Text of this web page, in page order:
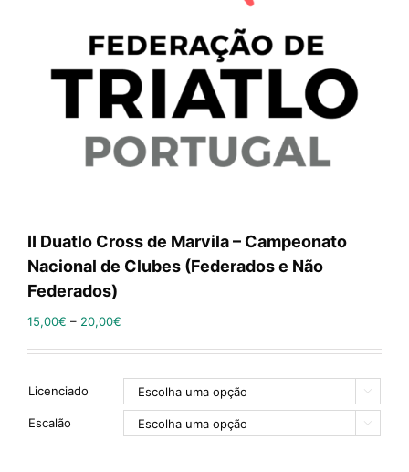
II Duatlo Cross de Marvila – Campeonato
Nacional de Clubes (Federados e Não
Federados)
15,00€ – 20,00€
Licenciado 
Escalão 